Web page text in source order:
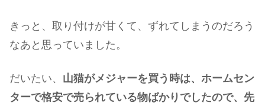
きっと、取り付けが甘くて、ずれてしまうのだろう
なあと思っていました。
だいたい、 山猫がメジャーを買う時は、ホームセン
ターで格安で売られている物ばかりでしたので、先